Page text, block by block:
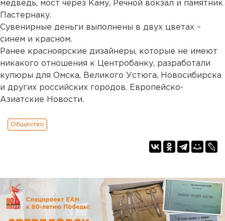
медведь, мост через Каму, Речной вокзал и памятник
Пастернаку.
Сувенирные деньги выполнены в двух цветах –
синем и красном.
Ранее красноярские дизайнеры, которые не имеют
никакого отношения к Центробанку, разработали
купюры для Омска, Великого Устюга, Новосибирска
и других российских городов. Европейско-
Азиатские Новости.
Общество